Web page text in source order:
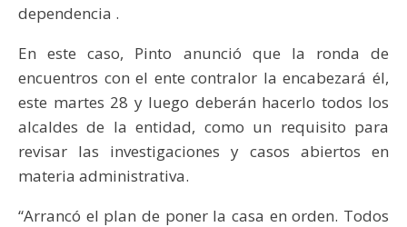
dependencia .
En este caso, Pinto anunció que la ronda de
encuentros con el ente contralor la encabezará él,
este martes 28 y luego deberán hacerlo todos los
alcaldes de la entidad, como un requisito para
revisar las investigaciones y casos abiertos en
materia administrativa.
“Arrancó el plan de poner la casa en orden. Todos